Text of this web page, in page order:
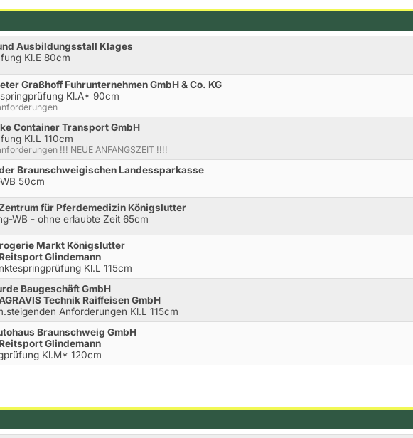
Ausbildungsstall Klages
Kl.E 80cm
Graßhoff Fuhrunternehmen GmbH & Co. KG
Kl.A* 90cm
Container Transport GmbH
Kl.L 110cm
!!! NEUE ANFANGSZEIT !!!!
Braunschweigischen Landessparkasse
50cm
für Pferdemedizin Königslutter
WB - ohne erlaubte Zeit 65cm
Markt Königslutter
Glindemann
Kl.L 115cm
Baugeschäft GmbH
Technik Raiffeisen GmbH
Anforderungen Kl.L 115cm
Braunschweig GmbH
Glindemann
Kl.M* 120cm